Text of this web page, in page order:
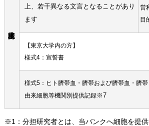
上、若干異なる文言となることがあり
ます
営
目
【東京大学内の方】
様式4：宣誓書
様式5：ヒト臍帯血・臍帯および臍帯血・臍帯
由来細胞等機関別提供記録※7
※1：分担研究者とは、当バンクへ細胞を提供